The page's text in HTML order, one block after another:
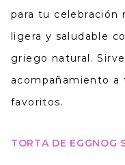
para tu celebración
ligera y saludable
griego natural.
acompañamiento a
favoritos.
TORTA DE EGGNOG